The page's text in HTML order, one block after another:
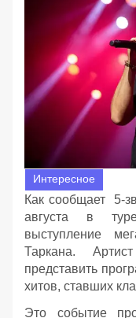
Интересное
Как сообщает 5-
августа в
выступление
Таркана.
представить
хитов, ставших
Это событие